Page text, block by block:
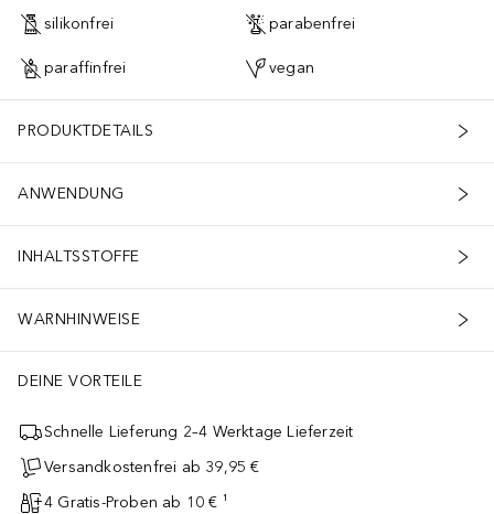
silikonfrei parabenfrei
paraffinfrei vegan
PRODUKTDETAILS
ANWENDUNG
INHALTSSTOFFE
WARNHINWEISE
DEINE VORTEILE
Schnelle Lieferung 2–4 Werktage Lieferzeit
Versandkostenfrei ab 39,95 €
4 Gratis-Proben ab 10 € ¹